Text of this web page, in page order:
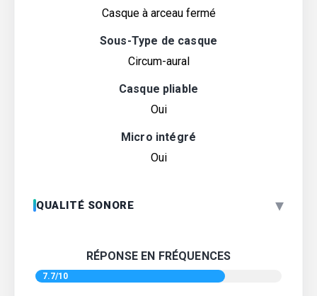
Casque à arceau fermé
Sous-Type de casque
Circum-aural
Casque pliable
Oui
Micro intégré
Oui
QUALITÉ SONORE ▾
RÉPONSE EN FRÉQUENCES
7.7/10